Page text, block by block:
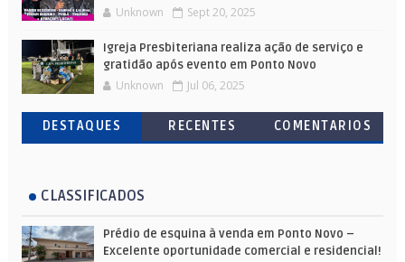
Unknown Sept 20, 2025
Igreja Presbiteriana realiza ação de serviço e
gratidão após evento em Ponto Novo
Unknown Jul 06, 2025
DESTAQUES RECENTES COMENTARIOS
CLASSIFICADOS
Prédio de esquina à venda em Ponto Novo –
Excelente oportunidade comercial e residencial!